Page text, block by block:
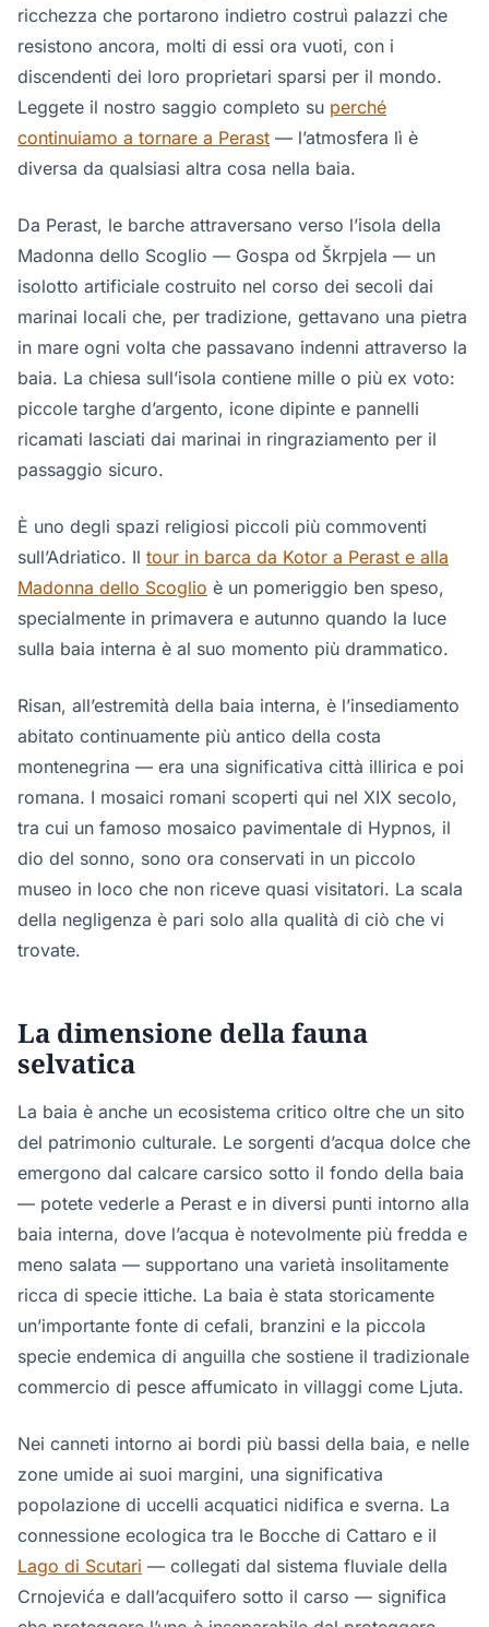
ricchezza che portarono indietro costruì palazzi che
resistono ancora, molti di essi ora vuoti, con i
discendenti dei loro proprietari sparsi per il mondo.
Leggete il nostro saggio completo su perché
continuiamo a tornare a Perast — l’atmosfera lì è
diversa da qualsiasi altra cosa nella baia.
Da Perast, le barche attraversano verso l’isola della
Madonna dello Scoglio — Gospa od Škrpjela — un
isolotto artificiale costruito nel corso dei secoli dai
marinai locali che, per tradizione, gettavano una pietra
in mare ogni volta che passavano indenni attraverso la
baia. La chiesa sull’isola contiene mille o più ex voto:
piccole targhe d’argento, icone dipinte e pannelli
ricamati lasciati dai marinai in ringraziamento per il
passaggio sicuro.
È uno degli spazi religiosi piccoli più commoventi
sull’Adriatico. Il tour in barca da Kotor a Perast e alla
Madonna dello Scoglio è un pomeriggio ben speso,
specialmente in primavera e autunno quando la luce
sulla baia interna è al suo momento più drammatico.
Risan, all’estremità della baia interna, è l’insediamento
abitato continuamente più antico della costa
montenegrina — era una significativa città illirica e poi
romana. I mosaici romani scoperti qui nel XIX secolo,
tra cui un famoso mosaico pavimentale di Hypnos, il
dio del sonno, sono ora conservati in un piccolo
museo in loco che non riceve quasi visitatori. La scala
della negligenza è pari solo alla qualità di ciò che vi
trovate.
La dimensione della fauna
selvatica
La baia è anche un ecosistema critico oltre che un sito
del patrimonio culturale. Le sorgenti d’acqua dolce che
emergono dal calcare carsico sotto il fondo della baia
— potete vederle a Perast e in diversi punti intorno alla
baia interna, dove l’acqua è notevolmente più fredda e
meno salata — supportano una varietà insolitamente
ricca di specie ittiche. La baia è stata storicamente
un’importante fonte di cefali, branzini e la piccola
specie endemica di anguilla che sostiene il tradizionale
commercio di pesce affumicato in villaggi come Ljuta.
Nei canneti intorno ai bordi più bassi della baia, e nelle
zone umide ai suoi margini, una significativa
popolazione di uccelli acquatici nidifica e sverna. La
connessione ecologica tra le Bocche di Cattaro e il
Lago di Scutari — collegati dal sistema fluviale della
Crnojevića e dall’acquifero sotto il carso — significa